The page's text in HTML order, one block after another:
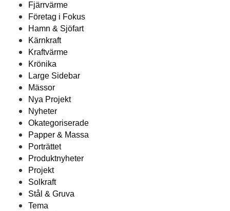
Fjärrvärme
Företag i Fokus
Hamn & Sjöfart
Kärnkraft
Kraftvärme
Krönika
Large Sidebar
Mässor
Nya Projekt
Nyheter
Okategoriserade
Papper & Massa
Porträttet
Produktnyheter
Projekt
Solkraft
Stål & Gruva
Tema